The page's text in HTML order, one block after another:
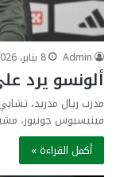
Admin
8 يناير، 2026
ألونسو يرد
مدرب ريال مدريد،
فينيسيوس جونيور،
أكمل القراءة »